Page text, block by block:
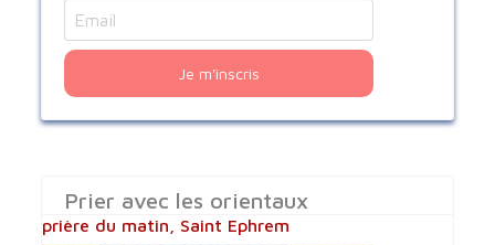
Je m'inscris
Prier avec les orientaux
prière du matin, Saint Ephrem